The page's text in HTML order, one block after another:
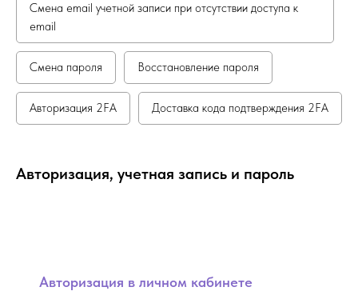
Смена email учетной записи при отсутствии доступа к
email
Смена пароля Восстановление пароля
Авторизация 2FA Доставка кода подтверждения 2FA
Авторизация, учетная запись и пароль
Авторизация в личном кабинете